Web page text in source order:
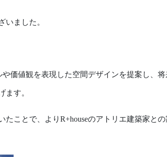
いました。
価値観を表現した空間デザインを提案し、
ます。
ことで、よりR+houseのアトリエ建築家と